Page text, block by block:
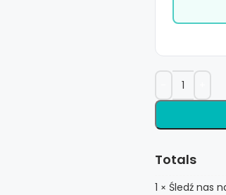
Totals
1 × Śledź nas